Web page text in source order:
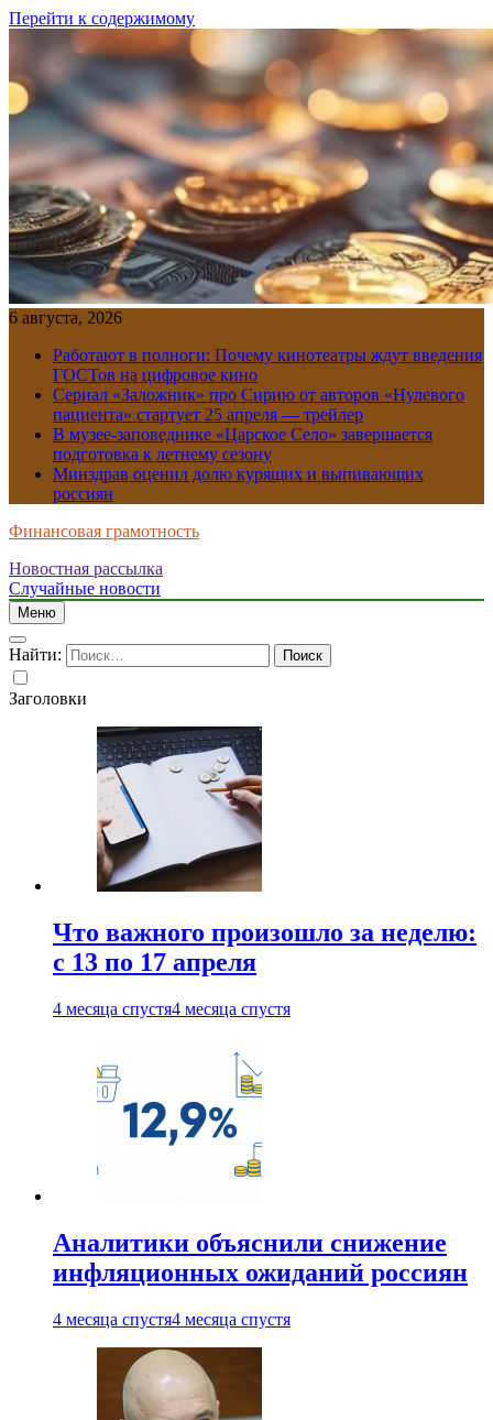
Перейти к содержимому
6 августа, 2026
Работают в полноги: Почему кинотеатры ждут введения
ГОСТов на цифровое кино
Сериал «Заложник» про Сирию от авторов «Нулевого
пациента» стартует 25 апреля — трейлер
В музее-заповеднике «Царское Село» завершается
подготовка к летнему сезону
Минздрав оценил долю курящих и выпивающих
россиян
Финансовая грамотность
Новостная рассылка
Случайные новости
Меню
Найти:
Заголовки
Что важного произошло за неделю:
с 13 по 17 апреля
4 месяца спустя4 месяца спустя
Аналитики объяснили снижение
инфляционных ожиданий россиян
4 месяца спустя4 месяца спустя